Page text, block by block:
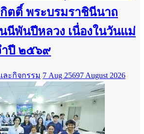
กิตติ์ พระบรมราชินีนาถ
นีพันปีหลวง เนื่องในวันแม่
ำปี ๒๕๖๙
ละกิจกรรม 7 Aug 25697 August 2026